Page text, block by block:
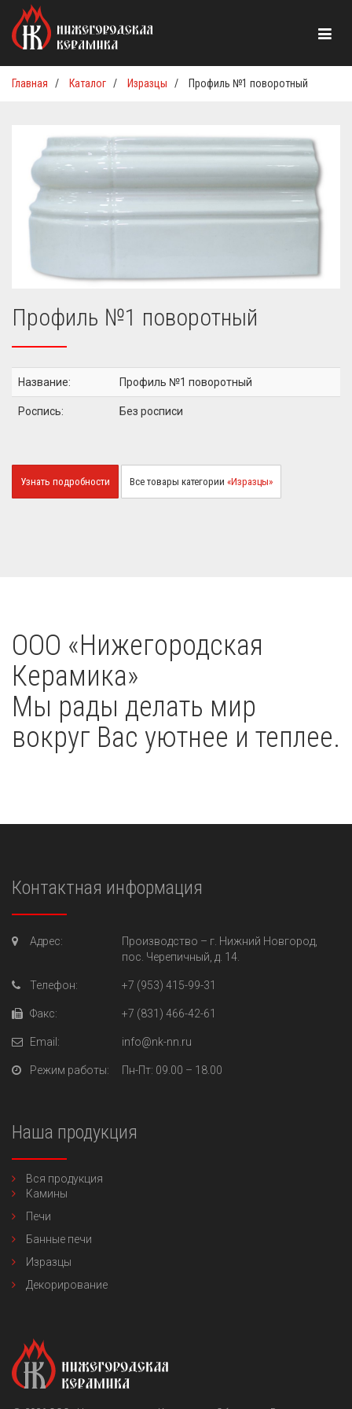
Главная / Каталог / Изразцы / Профиль №1 поворотный
Профиль №1 поворотный
Название: Профиль №1 поворотный
Роспись: Без росписи
Узнать подробности Все товары категории «Изразцы»
OOO «Нижегородская
Керамика»
Мы рады делать мир
вокруг Вас уютнее и теплее.
Контактная информация
Адрес: Производство – г. Нижний Новгород,
пос. Черепичный, д. 14.
Телефон: +7 (953) 415-99-31
Факс: +7 (831) 466-42-61
Email: info@nk-nn.ru
Режим работы: Пн-Пт: 09.00 – 18.00
Наша продукция
Вся продукция
Камины
Печи
Банные печи
Изразцы
Декорирование